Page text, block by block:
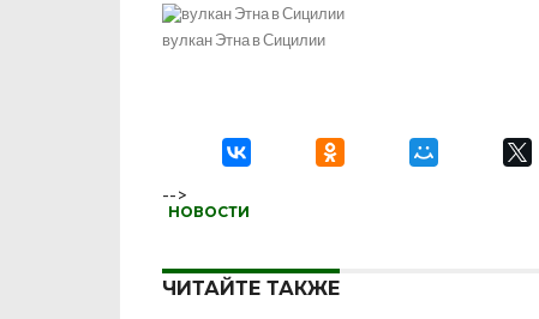
вулкан Этна в Сицилии
-->
НОВОСТИ
ЧИТАЙТЕ ТАКЖЕ